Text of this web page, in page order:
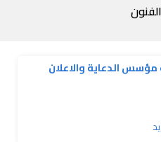
الفنون
الدعاية والاعلان